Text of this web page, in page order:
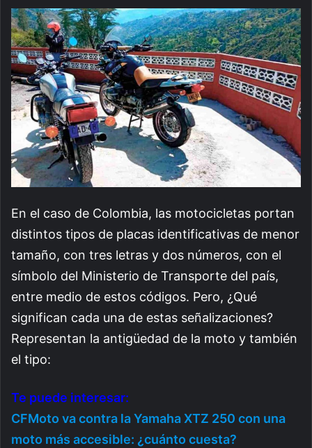
En el caso de Colombia, las motocicletas portan
distintos tipos de placas identificativas de menor
tamaño, con tres letras y dos números, con el
símbolo del Ministerio de Transporte del país,
entre medio de estos códigos. Pero, ¿Qué
significan cada una de estas señalizaciones?
Representan la antigüedad de la moto y también
el tipo:
Te puede interesar:
CFMoto va contra la Yamaha XTZ 250 con una
moto más accesible: ¿cuánto cuesta?